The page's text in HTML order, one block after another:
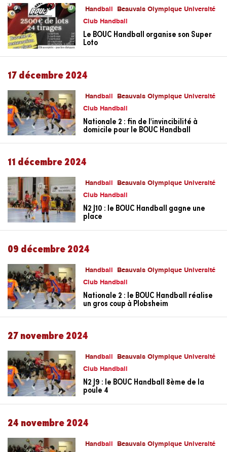
Handball
Beauvais Olympique Université
Club Handball
Le BOUC Handball organise son Super
Loto
17 décembre 2024
Handball
Beauvais Olympique Université
Club Handball
Nationale 2 : fin de l'invincibilité à
domicile pour le BOUC Handball
11 décembre 2024
Handball
Beauvais Olympique Université
Club Handball
N2 J10 : le BOUC Handball gagne une
place
09 décembre 2024
Handball
Beauvais Olympique Université
Club Handball
Nationale 2 : le BOUC Handball réalise
un gros coup à Plobsheim
27 novembre 2024
Handball
Beauvais Olympique Université
Club Handball
N2 J9 : le BOUC Handball 8ème de la
poule 4
24 novembre 2024
Handball
Beauvais Olympique Université